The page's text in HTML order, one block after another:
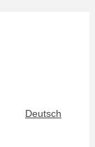
Deutsch